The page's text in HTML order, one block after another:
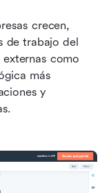
crecen,
de trabajo del
como
más
y